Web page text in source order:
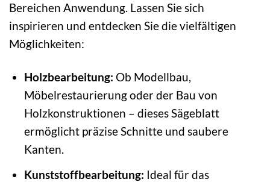
Bereichen Anwendung. Lassen Sie sich
inspirieren und entdecken Sie die vielfältigen
Möglichkeiten:
Holzbearbeitung: Ob Modellbau,
Möbelrestaurierung oder der Bau von
Holzkonstruktionen – dieses Sägeblatt
ermöglicht präzise Schnitte und saubere
Kanten.
Kunststoffbearbeitung: Ideal für das